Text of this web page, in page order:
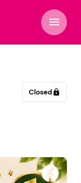
menu
Closed lock